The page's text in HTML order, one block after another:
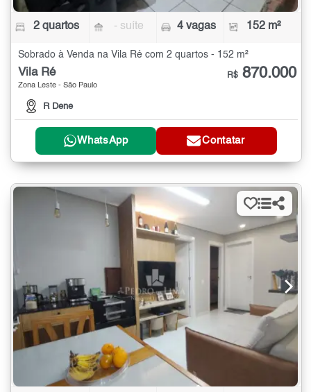
2 quartos - suíte 4 vagas 152 m²
Sobrado à Venda na Vila Ré com 2 quartos - 152 m²
Vila Ré
Zona Leste - São Paulo
R Dene
R$ 870.000
WhatsApp Contatar